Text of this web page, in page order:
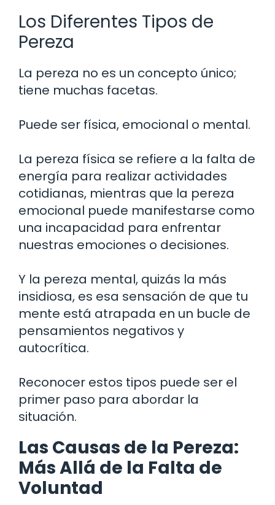
Los Diferentes Tipos de
Pereza
La pereza no es un concepto único;
tiene muchas facetas.
Puede ser física, emocional o mental.
La pereza física se refiere a la falta de
energía para realizar actividades
cotidianas, mientras que la pereza
emocional puede manifestarse como
una incapacidad para enfrentar
nuestras emociones o decisiones.
Y la pereza mental, quizás la más
insidiosa, es esa sensación de que tu
mente está atrapada en un bucle de
pensamientos negativos y
autocrítica.
Reconocer estos tipos puede ser el
primer paso para abordar la
situación.
Las Causas de la Pereza:
Más Allá de la Falta de
Voluntad